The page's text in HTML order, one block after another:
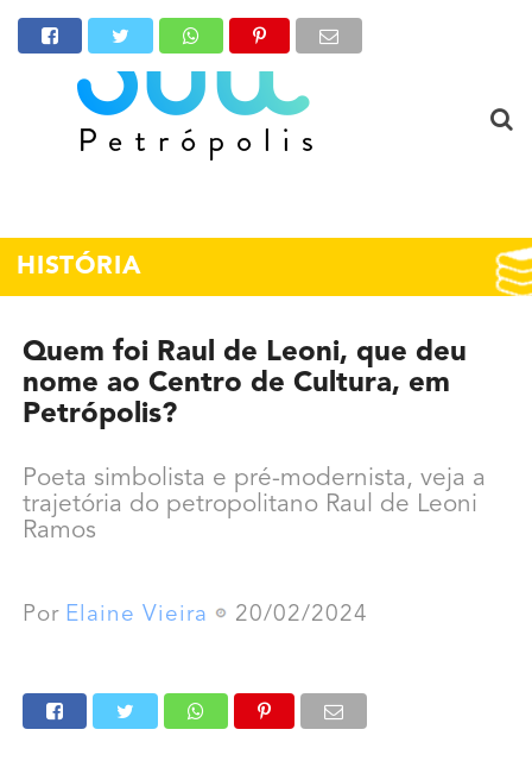
HISTÓRIA
Quem foi Raul de Leoni, que deu
nome ao Centro de Cultura, em
Petrópolis?
Poeta simbolista e pré-modernista, veja a
trajetória do petropolitano Raul de Leoni
Ramos
Por Elaine Vieira 20/02/2024